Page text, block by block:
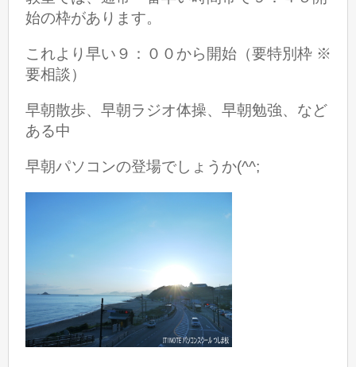
始の枠があります。
これより早い９：００から開始（要特別枠 ※
要相談）
早朝散歩、早朝ラジオ体操、早朝勉強、など
ある中
早朝パソコンの登場でしょうか(^^;